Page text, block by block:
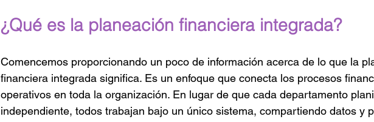
¿Qué es la planeación financiera integrada?
Comencemos proporcionando un poco de información acerca de lo que la
financiera integrada significa. Es un enfoque que conecta los procesos
operativos en toda la organización. En lugar de que cada departamento
independiente, todos trabajan bajo un único sistema, compartiendo datos y